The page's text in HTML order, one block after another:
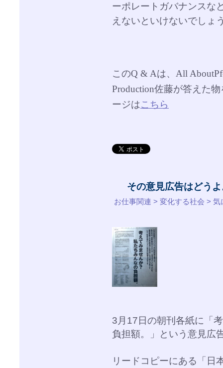
ーポレートガバナンスな
えないといけないでしょ
このQ & Aは、All
Production佐藤が答えた
ージはこちら
その意見広告はどう
お仕事関連 > 変化する社会 >
3月17日の朝刊各紙に「
負担額。」という意見広
リードコピーにある「日